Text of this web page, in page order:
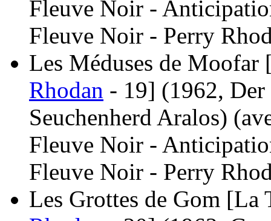
Fleuve Noir -
Fleuve Noir - Perry
Les Méduses de
Rhodan - 19] (1962, Der
Seuchenherd Aralos)
Fleuve Noir -
Fleuve Noir - Perry
Les Grottes de Gom